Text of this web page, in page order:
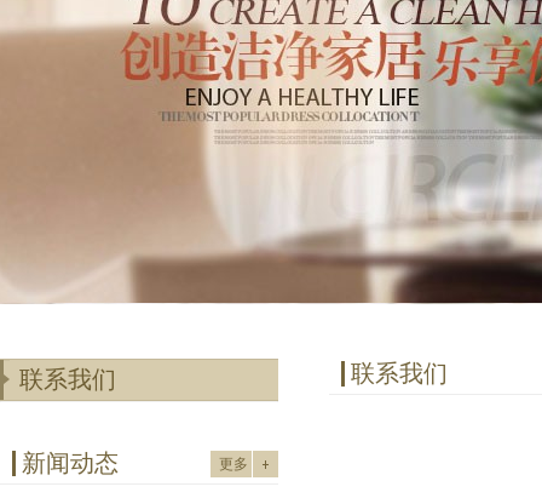
联系我们
新闻动态 更多
联系我们